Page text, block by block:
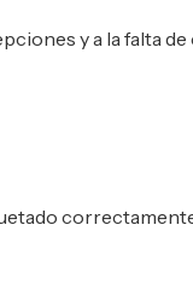
y a la falta